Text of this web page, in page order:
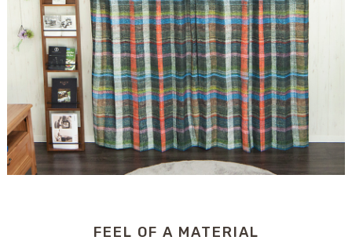
FEEL OF A MATERIAL